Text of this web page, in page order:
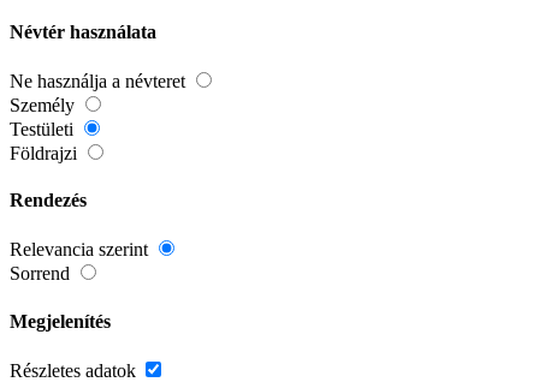
Névtér használata
Ne használja a névteret
Személy
Testületi
Földrajzi
Rendezés
Relevancia szerint
Sorrend
Megjelenítés
Részletes adatok